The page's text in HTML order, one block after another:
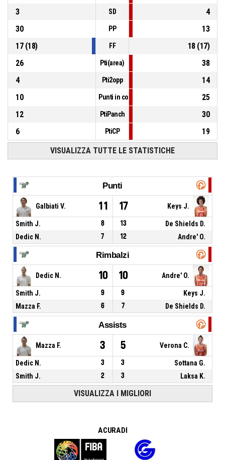
3
SD
4
30
PP
13
17(18) FF 18(17)
26
Pti(area)
38
4
Pti2opp
14
10
Punti in contropiede
25
12
PtiPanch
30
6
PtiCP 19
VISUALIZZA TUTTE LE STATISTICHE
Punti
Galbiati V. 11 17 Keys J.
Smith J. 8 13
De Shields D.
Dedic N.
7 12 Andre' O.
Rimbalzi
Dedic N. 10 10 Andre' O.
Smith J. 9 9
Keys J.
Mazza F.
6 7 De Shields D.
Assists
Mazza F. 3 5 Verona C.
Dedic N. 3 3
Sottana G.
Smith J.
2 3 Laksa K.
VISUALIZZA I MIGLIORI
A CURA DI